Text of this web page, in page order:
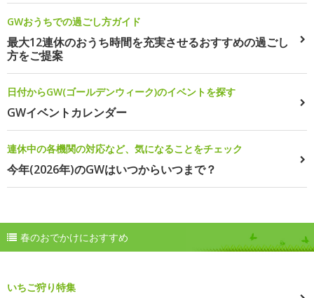
GWおうちでの過ごし方ガイド
最大12連休のおうち時間を充実させるおすすめの過ごし
方をご提案
日付からGW(ゴールデンウィーク)のイベントを探す
GWイベントカレンダー
連休中の各機関の対応など、気になることをチェック
今年(2026年)のGWはいつからいつまで？
春のおでかけにおすすめ
いちご狩り特集